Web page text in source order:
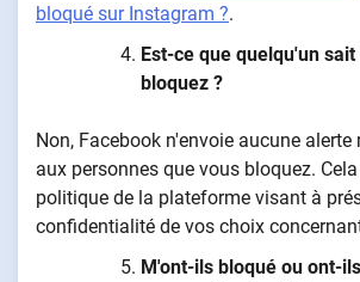
bloqué sur Instagram ?.
Est-ce que quelqu'un
bloquez ?
Non, Facebook n'envoie aucune
aux personnes que vous bloquez.
politique de la plateforme visant à
confidentialité de vos choix
M'ont-ils bloqué ou ont-